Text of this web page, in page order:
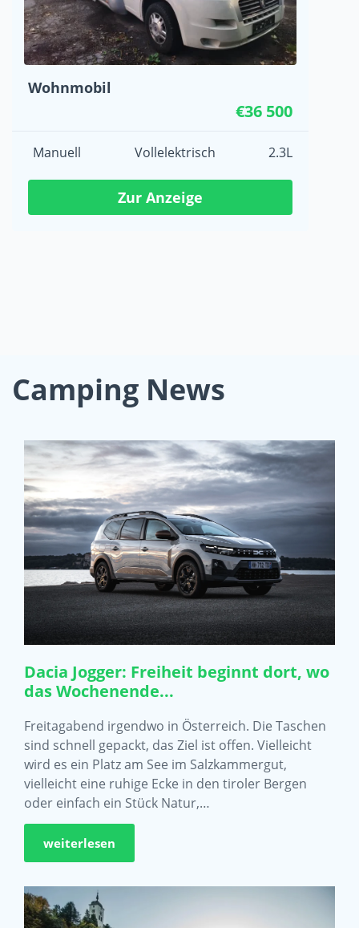
Wohnmobil
€36 500
Manuell Vollelektrisch 2.3L
Zur Anzeige
Camping News
Dacia Jogger: Freiheit beginnt dort, wo
das Wochenende...
Freitagabend irgendwo in Österreich. Die Taschen
sind schnell gepackt, das Ziel ist offen. Vielleicht
wird es ein Platz am See im Salzkammergut,
vielleicht eine ruhige Ecke in den tiroler Bergen
oder einfach ein Stück Natur,…
weiterlesen